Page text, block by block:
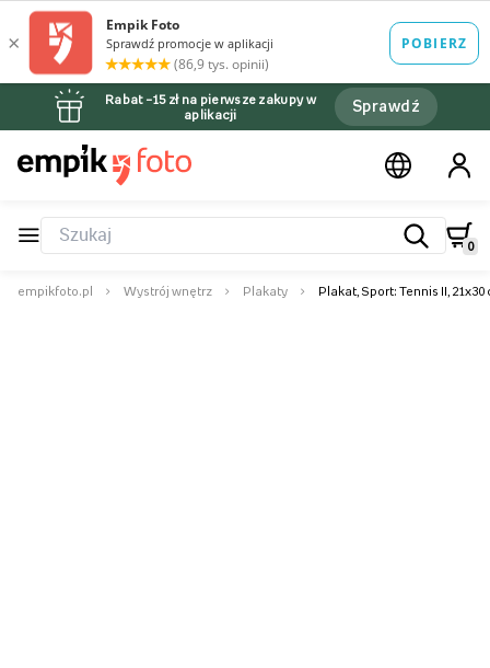
Rabat –15 zł na pierwsze zakupy w
aplikacji
Sprawdź
0
empikfoto.pl Wystrój wnętrz Plakaty Plakat, Sport: Tennis II, 21x30